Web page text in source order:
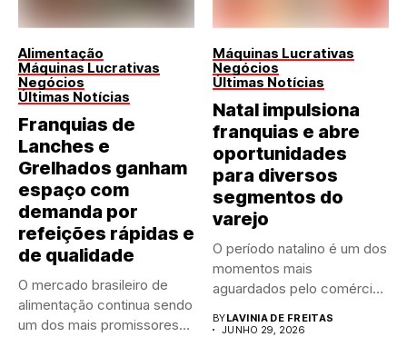
Alimentação
Máquinas Lucrativas
Negócios
Últimas Notícias
Franquias de
Lanches e
Grelhados ganham
espaço com
demanda por
refeições rápidas e
de qualidade
O mercado brasileiro de
alimentação continua sendo
um dos mais promissores
Máquinas Lucrativas
Negócios
Últimas Notícias
Natal impulsiona
franquias e abre
oportunidades
para diversos
segmentos do
varejo
O período natalino é um dos
momentos mais
aguardados pelo comércio
BYLAVINIA DE FREITAS
JUNHO 29, 2026